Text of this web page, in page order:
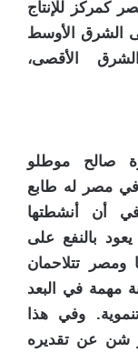
كمركز للإنتاج
الشرق الأوسط
الأقصى،
صالح موطلو
في مصر له طابع
أن أنشطتها
بالنفع على
ومصر تتلاحمان
مهمة في البعد
وفي هذا
شن عن تقديره